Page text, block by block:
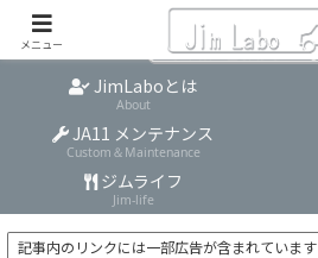
JimLaboとは
About
JA11 メンテナンス
Custom＆Maintenance
ジムライフ
Jim-life
記事内のリンクには一部広告が含まれています
メニュー